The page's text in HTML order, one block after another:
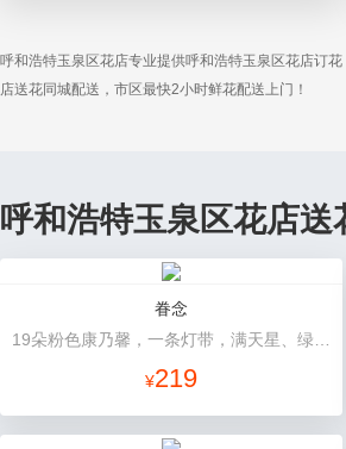
呼和浩特玉泉区花店专业提供呼和浩特玉泉区花店订
店送花同城配送，市区最快2小时鲜花配送上门！
呼和浩特玉泉区花店送
眷念
¥219